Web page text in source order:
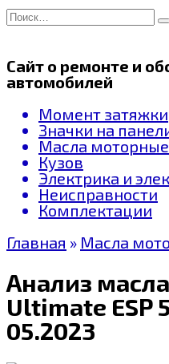
Перейти
к
Search
for:
Сайт о ремонте и
автомобилей
Момент затяжки
Значки на
Масла моторные
Кузов
Электрика и
Неисправности
Комплектации
Главная » Масла
Анализ масла
Ultimate ESP
05.2023